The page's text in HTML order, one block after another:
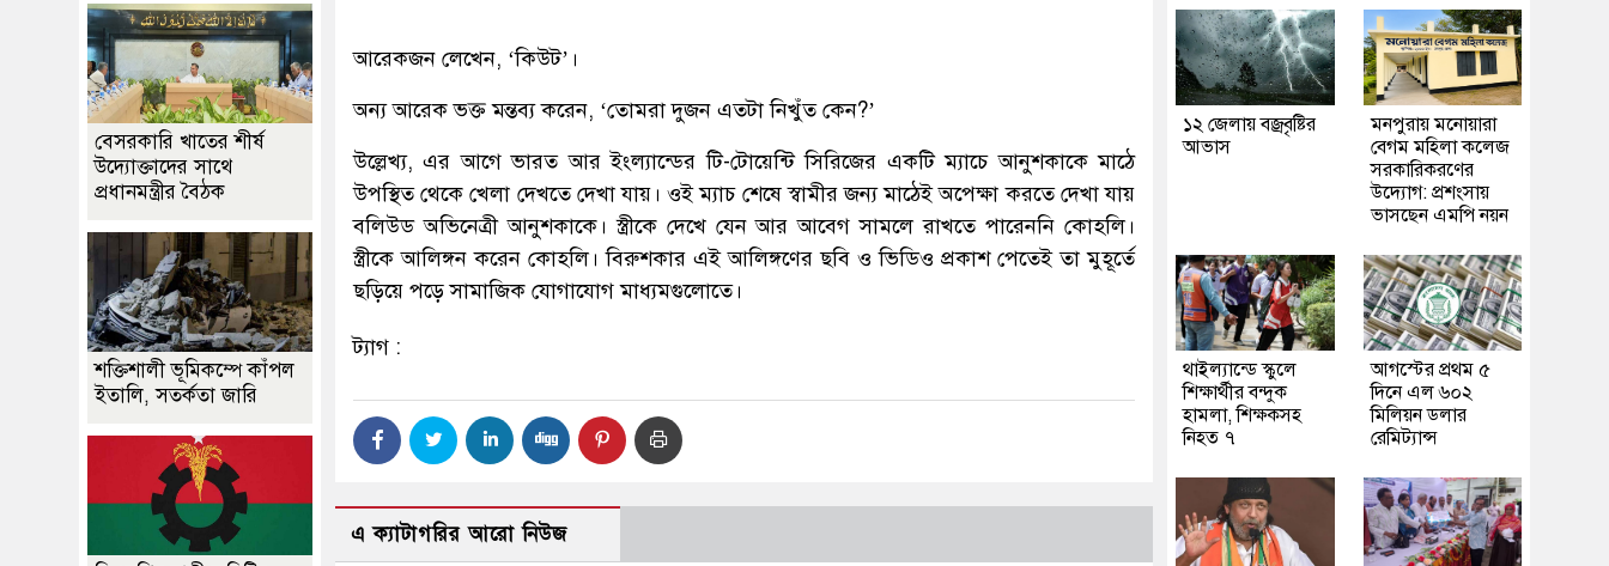
আরেকজন লেখেন, ‘কিউট’।
অন্য আরেক ভক্ত মন্তব্য করেন, ‘তোমরা দুজন এতটা নিখুঁত কেন?’
উল্লেখ্য, এর আগে ভারত আর ইংল্যান্ডের টি-টোয়েন্টি সিরিজের একটি ম্যাচে আনুশকাকে মাঠে
উপস্থিত থেকে খেলা দেখতে দেখা যায়। ওই ম্যাচ শেষে স্বামীর জন্য মাঠেই অপেক্ষা করতে দেখা যায়
বলিউড অভিনেত্রী আনুশকাকে। স্ত্রীকে দেখে যেন আর আবেগ সামলে রাখতে পারেননি কোহলি।
স্ত্রীকে আলিঙ্গন করেন কোহলি। বিরুশকার এই আলিঙ্গণের ছবি ও ভিডিও প্রকাশ পেতেই তা মুহূর্তে
ছড়িয়ে পড়ে সামাজিক যোগাযোগ মাধ্যমগুলোতে।
ট্যাগ :
এ ক্যাটাগরির আরো নিউজ
বেসরকারি খাতের শীর্ষ
উদ্যোক্তাদের সাথে
প্রধানমন্ত্রীর বৈঠক
শক্তিশালী ভূমিকম্পে কাঁপল
ইতালি, সতর্কতা জারি
১২ জেলায় বজ্রবৃষ্টির
আভাস
মনপুরায় মনোয়ারা
বেগম মহিলা কলেজ
সরকারিকরণের
উদ্যোগ: প্রশংসায়
ভাসছেন এমপি নয়ন
থাইল্যান্ডে স্কুলে
শিক্ষার্থীর বন্দুক
হামলা, শিক্ষকসহ
নিহত ৭
আগস্টের প্রথম ৫
দিনে এল ৬০২
মিলিয়ন ডলার
রেমিট্যান্স